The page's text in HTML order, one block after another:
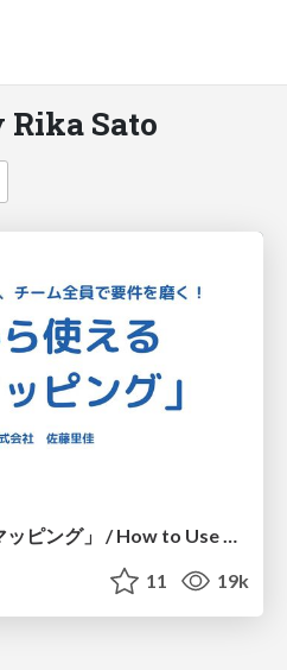
Rika Sato
今日から使える「実例マッピング」 / How to Use Example Mapping #pmconf2022
11 19k